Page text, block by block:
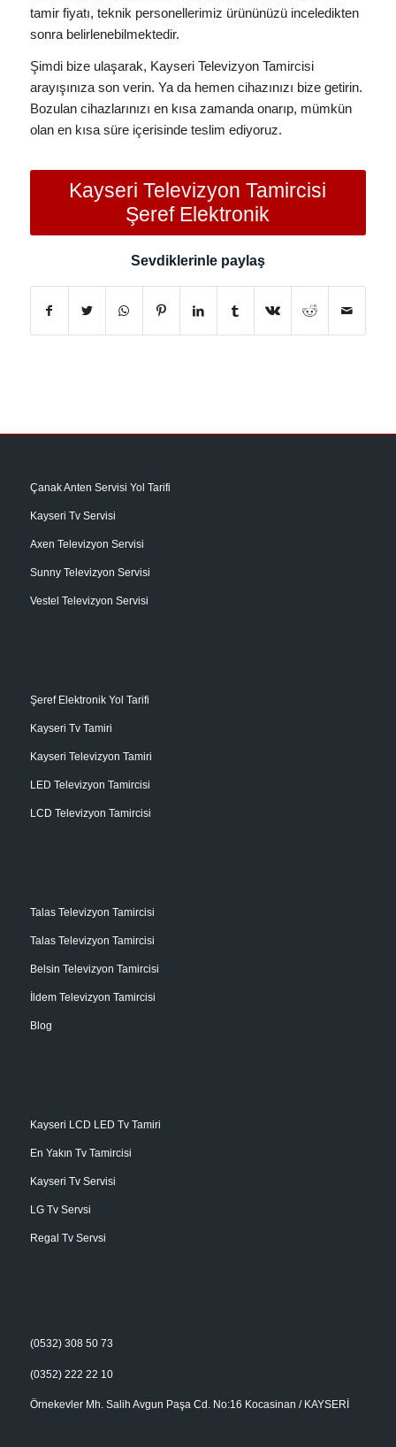
tamir fiyatı, teknik personellerimiz ürününüzü inceledikten
sonra belirlenebilmektedir.
Şimdi bize ulaşarak, Kayseri Televizyon Tamircisi
arayışınıza son verin. Ya da hemen cihazınızı bize getirin.
Bozulan cihazlarınızı en kısa zamanda onarıp, mümkün
olan en kısa süre içerisinde teslim ediyoruz.
Kayseri Televizyon Tamircisi
Şeref Elektronik
Sevdiklerinle paylaş
Çanak Anten Servisi Yol Tarifi
Kayseri Tv Servisi
Axen Televizyon Servisi
Sunny Televizyon Servisi
Vestel Televizyon Servisi
Şeref Elektronik Yol Tarifi
Kayseri Tv Tamiri
Kayseri Televizyon Tamiri
LED Televizyon Tamircisi
LCD Televizyon Tamircisi
Talas Televizyon Tamircisi
Talas Televizyon Tamircisi
Belsin Televizyon Tamircisi
İldem Televizyon Tamircisi
Blog
Kayseri LCD LED Tv Tamiri
En Yakın Tv Tamircisi
Kayseri Tv Servisi
LG Tv Servsi
Regal Tv Servsi
(0532) 308 50 73
(0352) 222 22 10
Örnekevler Mh. Salih Avgun Paşa Cd. No:16 Kocasinan / KAYSERİ